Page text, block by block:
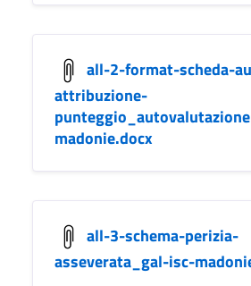
all-2-format-scheda-
attribuzione-
madonie.docx
all-3-schema-perizia-
asseverata_gal-isc-